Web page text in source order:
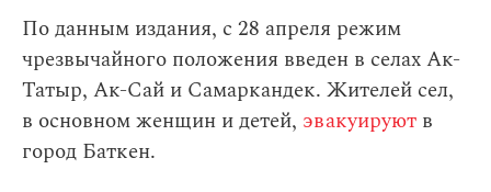
По данным издания, с 28 апреля режим
чрезвычайного положения введен в селах Ак-
Татыр, Ак-Сай и Самаркандек. Жителей сел,
в основном женщин и детей, эвакуируют в
город Баткен.